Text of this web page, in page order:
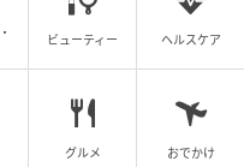
く、健康的に絞って、
当日を迎えることを
ビューティー ヘルスケア
グルメ おでかけ